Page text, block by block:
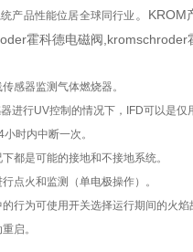
产品性能位居全球同行业 。KROM
霍科德电磁阀,kromschroder
感器监测气体燃烧器。
进行UV控制的情况下，IFD可以是仅
时内中断一次。
都是可能的接地和不接地系统。
点火和监测（单电极操作）。
行为可使用开关选择运行期间的火焰
启。